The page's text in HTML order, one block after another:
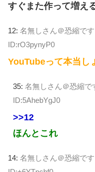
すぐまた作って増え
12: 名無しさん＠恐縮です
ID:rO3pynyP0
YouTubeって本当し
35: 名無しさん＠恐縮で
ID:5AhebYgJ0
>>12
ほんとこれ
14: 名無しさん＠恐縮です